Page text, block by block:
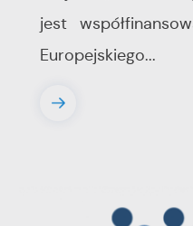
jest
Europejskiego...